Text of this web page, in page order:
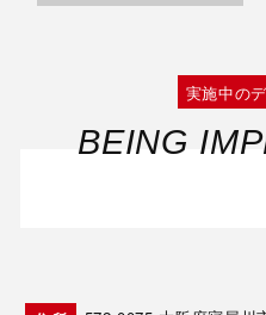
実施中の
BEING